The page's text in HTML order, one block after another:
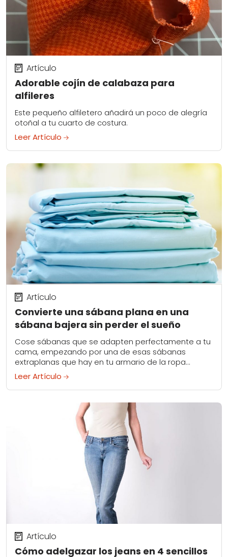
Adorable cojín de calabaza para
alfileres
Artículo
Este pequeño alfiletero añadirá un poco de alegría
otoñal a tu cuarto de costura.
Leer Artículo
Convierte una sábana plana en una
sábana bajera sin perder el sueño
Artículo
Cose sábanas que se adapten perfectamente a tu
cama, empezando por una de esas sábanas
extraplanas que hay en tu armario de la ropa
blanca. <p
Leer Artículo
Cómo adelgazar los jeans en 4 sencillos
Artículo